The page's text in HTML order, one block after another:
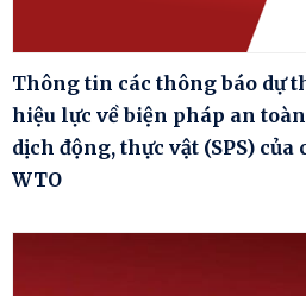
Thông tin các thông báo dự
hiệu lực về biện pháp an
dịch động, thực vật (SPS)
WTO